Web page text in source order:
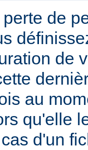
de
de
au
qu'elle
d'un